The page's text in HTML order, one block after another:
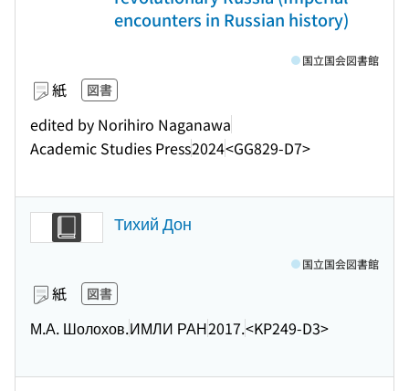
encounters in Russian history)
紙 図書
edited by Norihiro Naganawa
Academic Studies Press2024<GG829-D7>
国立国会図書館
Тихий Дон
紙 図書
М.А. Шолохов.ИМЛИ РАН2017.<KP249-D3>
国立国会図書館